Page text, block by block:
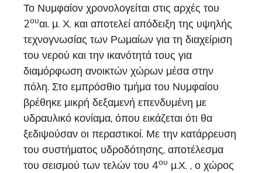
Το Νυμφαίον χρονολογείται στις αρχές του
2ουαι. μ. Χ. και αποτελεί απόδειξη της υψηλής
τεχνογνωσίας των Ρωμαίων για τη διαχείριση
του νερού και την ικανότητά τους για
διαμόρφωση ανοικτών χώρων μέσα στην
πόλη. Στο εμπρόσθιο τμήμα του Νυμφαίου
βρέθηκε μικρή δεξαμενή επενδυμένη με
υδραυλικό κονίαμα, όπου εικάζεται ότι θα
ξεδιψούσαν οι περαστικοί. Με την κατάρρευση
του συστήματος υδροδότησης, αποτέλεσμα
του σεισμού των τελών του 4ου μ.Χ. , ο χώρος